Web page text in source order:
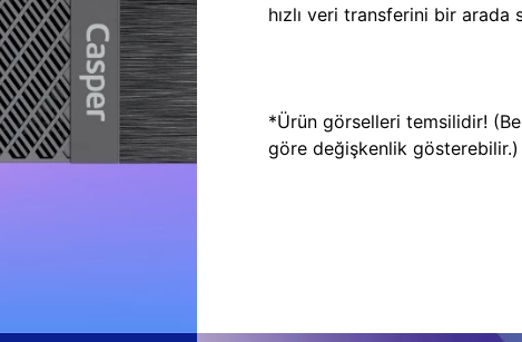
hızlı veri transferini bir arada
*Ürün görselleri temsilidir!
göre değişkenlik gösterebilir.)